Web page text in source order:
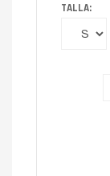
TALLA: